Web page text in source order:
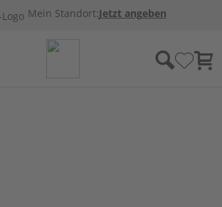
Mein Standort:Jetzt angeben